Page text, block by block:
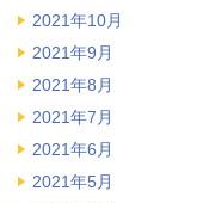
2021年10月
2021年9月
2021年8月
2021年7月
2021年6月
2021年5月